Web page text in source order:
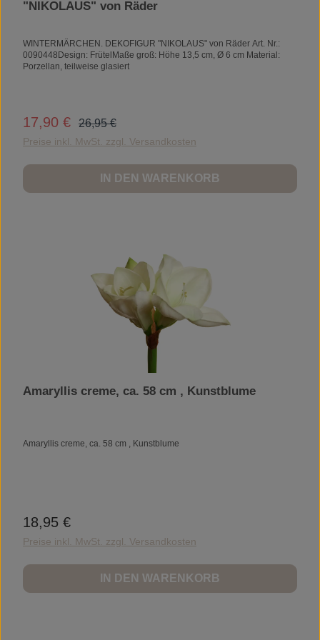
"NIKOLAUS" von Räder
WINTERMÄRCHEN. DEKOFIGUR "NIKOLAUS" von Räder Art. Nr.:
0090448Design: FrütelMaße groß: Höhe 13,5 cm, Ø 6 cm Material:
Porzellan, teilweise glasiert
Verkaufspreis:
17,90 € Regulärer Preis:
26,95 €
Preise inkl. MwSt. zzgl. Versandkosten
IN DEN WARENKORB
Amaryllis creme, ca. 58 cm , Kunstblume
Amaryllis creme, ca. 58 cm , Kunstblume
Regulärer Preis:
18,95 €
Preise inkl. MwSt. zzgl. Versandkosten
IN DEN WARENKORB